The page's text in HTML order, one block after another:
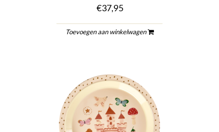
€37,95
Toevoegen aan winkelwagen